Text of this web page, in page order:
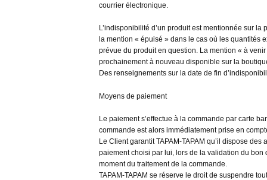
courrier électronique.
L’indisponibilité d’un produit est mentionnée sur
la mention « épuisé » dans le cas où les quantités
prévue du produit en question. La mention « à
prochainement à nouveau disponible sur la
Des renseignements sur la date de fin
Moyens de paiement
Le paiement s’effectue à la commande par carte
commande est alors immédiatement prise en
Le Client garantit TAPAM-TAPAM qu’il dispose
paiement choisi par lui, lors de la validation du
moment du traitement de la commande.
TAPAM-TAPAM se réserve le droit de suspendre